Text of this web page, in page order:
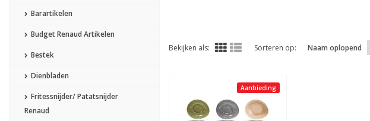
Barartikelen
Budget Renaud Artikelen
Bestek
Dienbladen
Fritessnijder/ Patatsnijder
Renaud
Bekijken als: Sorteren op: Naam oplopend
Aanbieding